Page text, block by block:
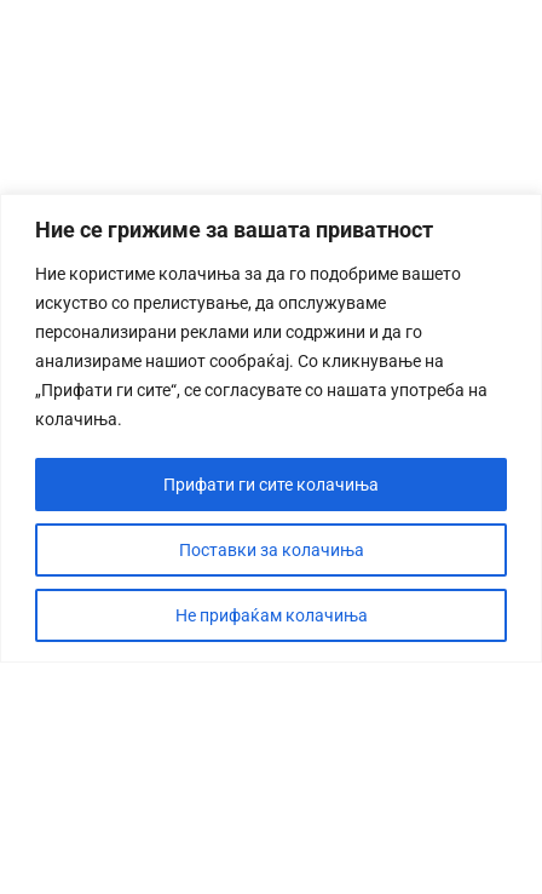
Ние се грижиме за вашата приватност
Ние користиме колачиња за да го подобриме вашето
искуство со прелистување, да опслужуваме
персонализирани реклами или содржини и да го
анализираме нашиот сообраќај. Со кликнување на
„Прифати ги сите“, се согласувате со нашата употреба на
колачиња.
Поставки за колачиња
Не прифаќам колачиња
Прифати ги сите колачиња